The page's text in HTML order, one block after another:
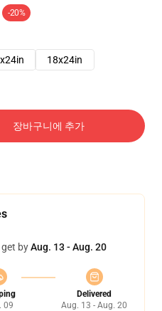
-20%
18x24in
장바구니에 추가
byAug. 13 - Aug. 20
09
Delivered
Aug. 13 - Aug. 20